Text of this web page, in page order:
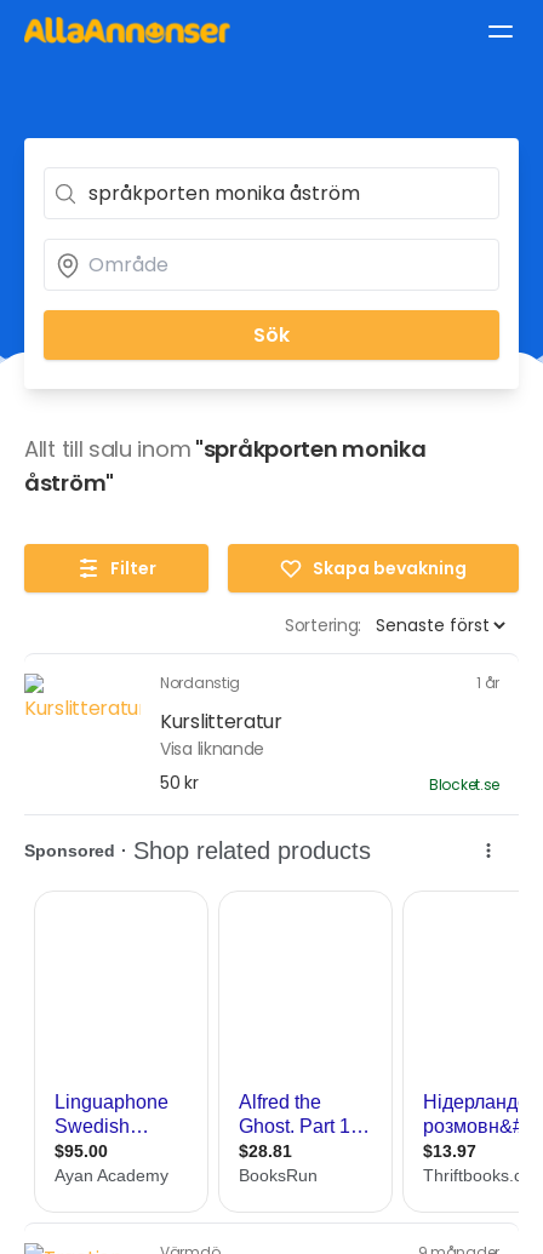
Sök
Allt till salu inom "språkporten monika
åström"
Filter Skapa bevakning
Sortering:
Nordanstig 1 år
Kurslitteratur
Visa liknande
50 kr
Blocket.se